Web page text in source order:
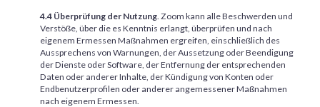
4.4 Überprüfung der Nutzung. Zoom kann alle Beschwerden und
Verstöße, über die es Kenntnis erlangt, überprüfen und nach
eigenem Ermessen Maßnahmen ergreifen, einschließlich des
Aussprechens von Warnungen, der Aussetzung oder Beendigung
der Dienste oder Software, der Entfernung der entsprechenden
Daten oder anderer Inhalte, der Kündigung von Konten oder
Endbenutzerprofilen oder anderer angemessener Maßnahmen
nach eigenem Ermessen.